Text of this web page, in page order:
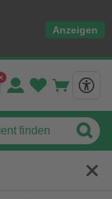
Anzeigen